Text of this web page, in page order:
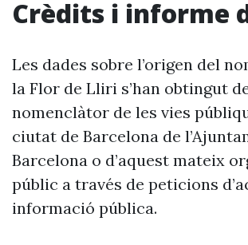
Crèdits i informe
Les dades sobre l’origen del
la Flor de Lliri s’han obtingut
nomenclàtor de les vies
ciutat de Barcelona de
Barcelona o d’aquest mateix
públic a través de peticions
informació pública.